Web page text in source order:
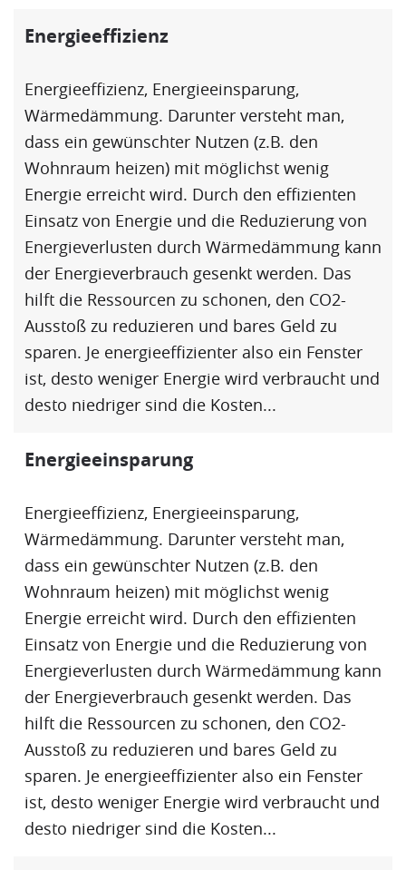
Energieeffizienz
Energieeffizienz, Energieeinsparung,
Wärmedämmung. Darunter versteht man,
dass ein gewünschter Nutzen (z.B. den
Wohnraum heizen) mit möglichst wenig
Energie erreicht wird. Durch den effizienten
Einsatz von Energie und die Reduzierung von
Energieverlusten durch Wärmedämmung kann
der Energieverbrauch gesenkt werden. Das
hilft die Ressourcen zu schonen, den CO2-
Ausstoß zu reduzieren und bares Geld zu
sparen. Je energieeffizienter also ein Fenster
ist, desto weniger Energie wird verbraucht und
desto niedriger sind die Kosten...
Energieeinsparung
Energieeffizienz, Energieeinsparung,
Wärmedämmung. Darunter versteht man,
dass ein gewünschter Nutzen (z.B. den
Wohnraum heizen) mit möglichst wenig
Energie erreicht wird. Durch den effizienten
Einsatz von Energie und die Reduzierung von
Energieverlusten durch Wärmedämmung kann
der Energieverbrauch gesenkt werden. Das
hilft die Ressourcen zu schonen, den CO2-
Ausstoß zu reduzieren und bares Geld zu
sparen. Je energieeffizienter also ein Fenster
ist, desto weniger Energie wird verbraucht und
desto niedriger sind die Kosten...